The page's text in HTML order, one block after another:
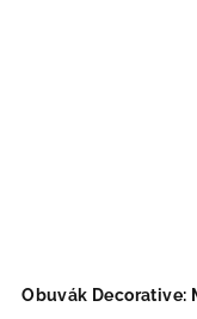
Obuvák Decorative: